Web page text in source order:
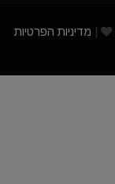
מדיניות הפרטיות